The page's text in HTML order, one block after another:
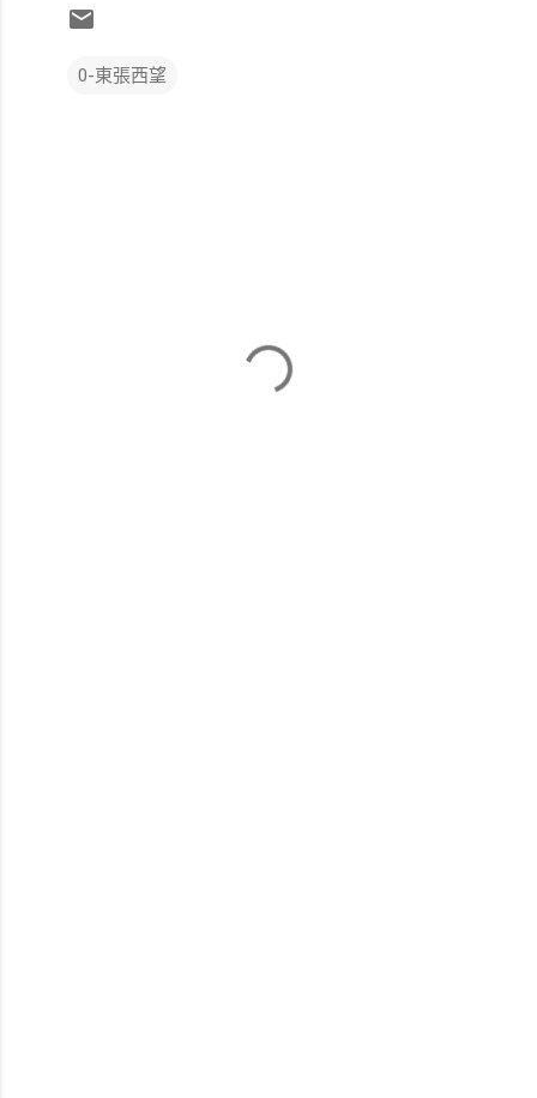
0-東張西望